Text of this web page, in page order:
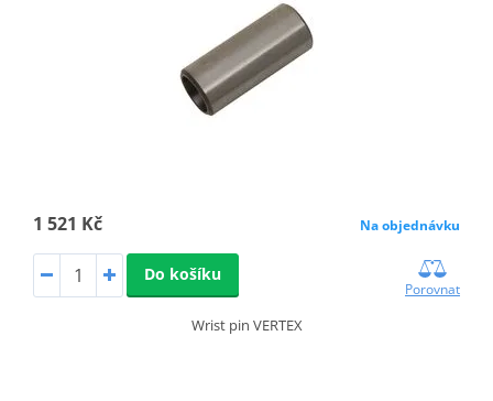
1 521 Kč Na objednávku
Do košíku
Porovnat
Wrist pin VERTEX